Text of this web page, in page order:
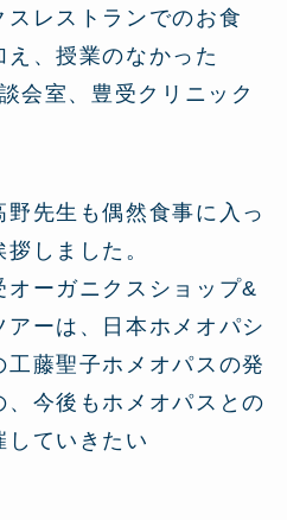
レストランでのお食
、授業のなかった
会室、豊受クリニック
先生も偶然食事に入っ
しました。
オーガニクスショップ&
ーは、日本ホメオパシ
藤聖子ホメオパスの発
今後もホメオパスとの
していきたい